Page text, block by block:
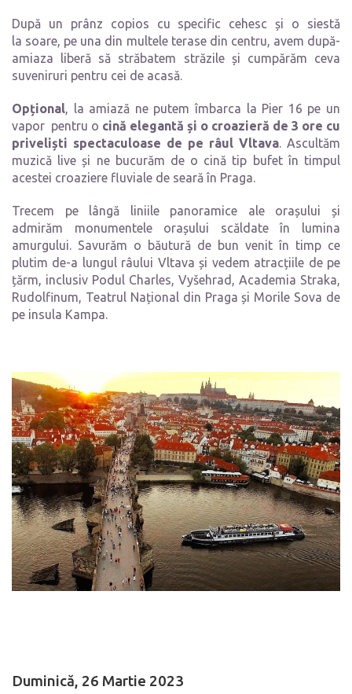
După un prânz copios cu specific cehesc și o siestă
la soare, pe una din multele terase din centru, avem după-
amiaza liberă să străbatem străzile și cumpărăm ceva
suveniruri pentru cei de acasă.
Opțional, la amiază ne putem îmbarca la Pier 16 pe un
vapor pentru o cină elegantă și o croazieră de 3 ore cu
priveliști spectaculoase de pe râul Vltava. Ascultăm
muzică live și ne bucurăm de o cină tip bufet în timpul
acestei croaziere fluviale de seară în Praga.
Trecem pe lângă liniile panoramice ale orașului și
admirăm monumentele orașului scăldate în lumina
amurgului. Savurăm o băutură de bun venit în timp ce
plutim de-a lungul râului Vltava și vedem atracțiile de pe
țărm, inclusiv Podul Charles, Vyšehrad, Academia Straka,
Rudolfinum, Teatrul Național din Praga și Morile Sova de
pe insula Kampa.
Duminică, 26 Martie 2023